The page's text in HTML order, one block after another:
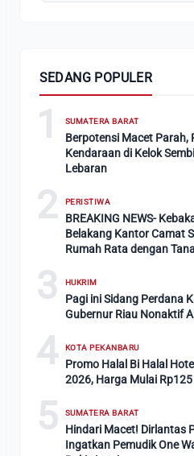
SEDANG POPULER
1 SUMATERA BARAT
Berpotensi Macet Parah,
Kendaraan di Kelok
Lebaran
2 PERISTIWA
BREAKING NEWS-
Belakang Kantor Camat
Rumah Rata dengan
3 HUKRIM
Pagi ini Sidang Perdana
Gubernur Riau Nonaktif
4 KOTA PEKANBARU
Promo Halal Bi Halal
2026, Harga Mulai Rp125
5 SUMATERA BARAT
Hindari Macet! Dirlantas
Ingatkan Pemudik One